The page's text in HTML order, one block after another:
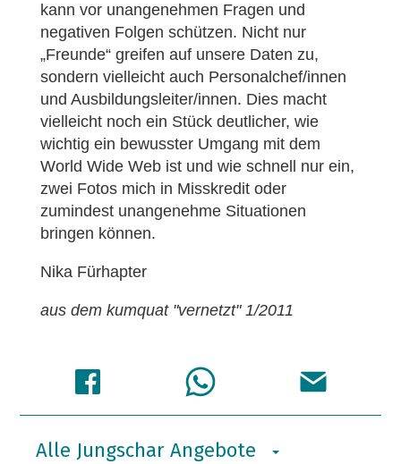
kann vor unangenehmen Fragen und
negativen Folgen schützen. Nicht nur
„Freunde“ greifen auf unsere Daten zu,
sondern vielleicht auch Personalchef/innen
und Ausbildungsleiter/innen. Dies macht
vielleicht noch ein Stück deutlicher, wie
wichtig ein bewusster Umgang mit dem
World Wide Web ist und wie schnell nur ein,
zwei Fotos mich in Misskredit oder
zumindest unangenehme Situationen
bringen können.
Nika Fürhapter
aus dem kumquat "vernetzt" 1/2011
Alle Jungschar Angebote